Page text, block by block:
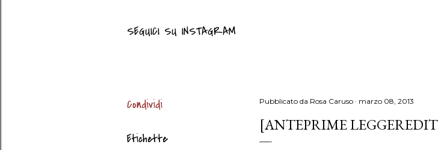
SEGUICI SU INSTAGRAM
Condividi
Etichette
Pubblicato da Rosa Caruso marzo 08, 2013
[ANTEPRIME